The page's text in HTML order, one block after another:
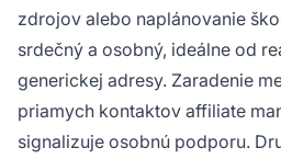
zdrojov alebo naplánovanie
srdečný a osobný, ideálne od
generickej adresy. Zaradenie
priamych kontaktov affiliate
signalizuje osobnú podporu.